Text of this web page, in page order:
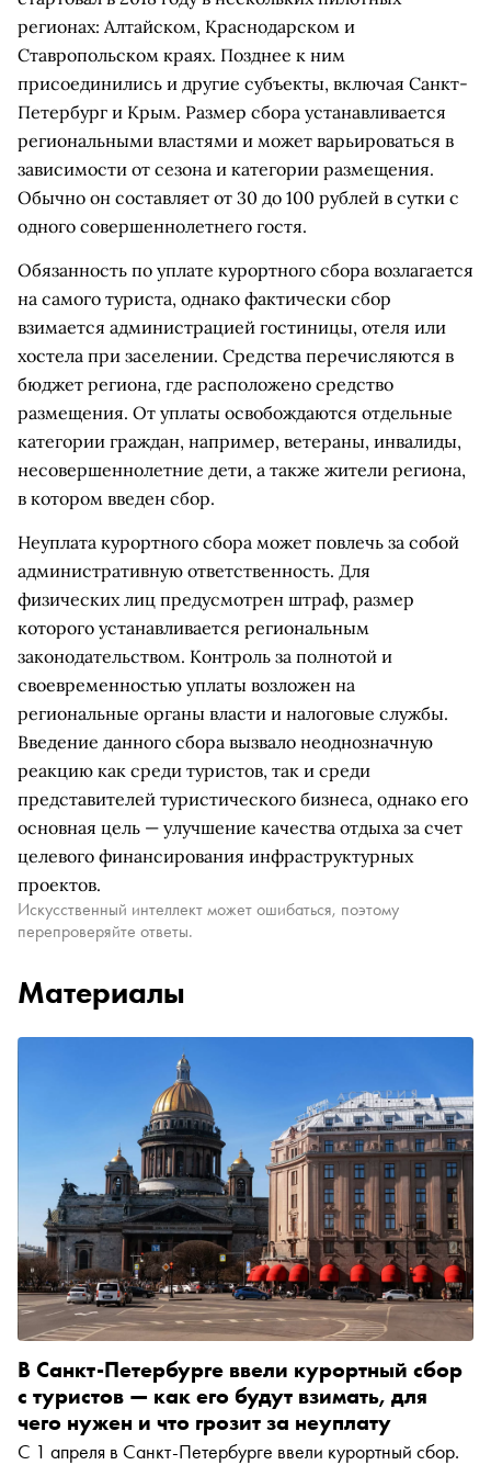
регионах: Алтайском, Краснодарском и
Ставропольском краях. Позднее к ним
присоединились и другие субъекты, включая Санкт-
Петербург и Крым. Размер сбора устанавливается
региональными властями и может варьироваться в
зависимости от сезона и категории размещения.
Обычно он составляет от 30 до 100 рублей в сутки с
одного совершеннолетнего гостя.
Обязанность по уплате курортного сбора возлагается
на самого туриста, однако фактически сбор
взимается администрацией гостиницы, отеля или
хостела при заселении. Средства перечисляются в
бюджет региона, где расположено средство
размещения. От уплаты освобождаются отдельные
категории граждан, например, ветераны, инвалиды,
несовершеннолетние дети, а также жители региона,
в котором введен сбор.
Неуплата курортного сбора может повлечь за собой
административную ответственность. Для
физических лиц предусмотрен штраф, размер
которого устанавливается региональным
законодательством. Контроль за полнотой и
своевременностью уплаты возложен на
региональные органы власти и налоговые службы.
Введение данного сбора вызвало неоднозначную
реакцию как среди туристов, так и среди
представителей туристического бизнеса, однако его
основная цель — улучшение качества отдыха за счет
целевого финансирования инфраструктурных
проектов.
Искусственный интеллект может ошибаться, поэтому
перепроверяйте ответы.
Материалы
В Санкт-Петербурге ввели курортный сбор
с туристов — как его будут взимать, для
чего нужен и что грозит за неуплату
С 1 апреля в Санкт-Петербурге ввели курортный сбор.